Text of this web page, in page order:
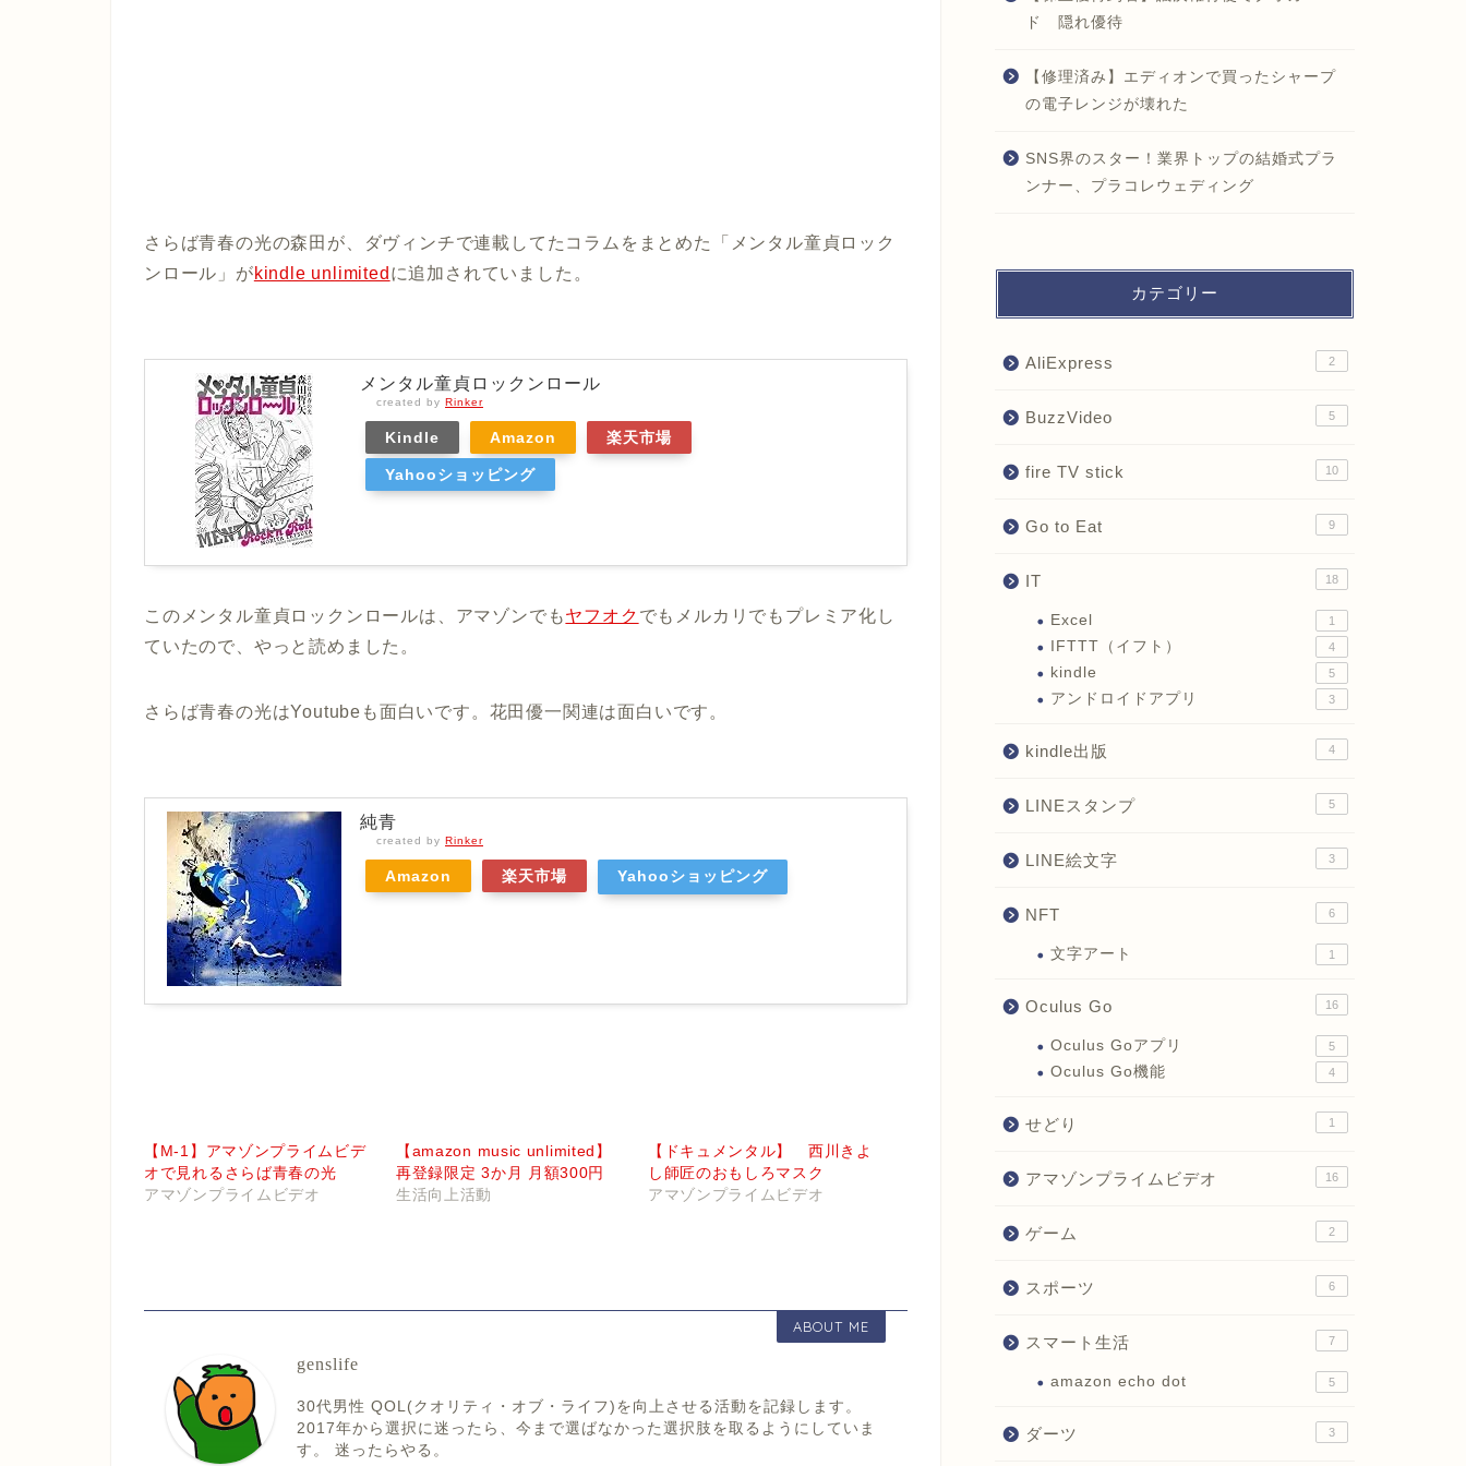
さらば青春の光の森田が、ダヴィンチで連載してたコラムをまとめた「メンタル童貞ロック
ンロール」がkindle unlimited に追加されていました。
メンタル童貞ロックンロール
created by Rinker
Kindle Amazon 楽天市場
Yahooショッピング
このメンタル童貞ロックンロールは、アマゾンでもヤフオク でもメルカリでもプレミア化し
ていたので、やっと読めました。
さらば青春の光はYoutubeも面白いです。花田優一関連は面白いです。
純青
created by Rinker
Amazon 楽天市場 Yahooショッピング
【M-1】アマゾンプライムビデ
オで見れるさらば青春の光
アマゾンプライムビデオ
【amazon music unlimited】
再登録限定 3か月 月額300円
生活向上活動
【ドキュメンタル】 西川きよ
し師匠のおもしろマスク
アマゾンプライムビデオ
ABOUT ME
genslife
30代男性 QOL(クオリティ・オブ・ライフ)を向上させる活動を記録します。
2017年から選択に迷ったら、今まで選ばなかった選択肢を取るようにしていま
す。 迷ったらやる。
ド 隠れ優待
【修理済み】エディオンで買ったシャープ
の電子レンジが壊れた
SNS界のスター！業界トップの結婚式プラ
ンナー、プラコレウェディング
カテゴリー
AliExpress 2
BuzzVideo 5
fire TV stick 10
Go to Eat 9
IT 18
Excel 1
IFTTT（イフト） 4
kindle 5
アンドロイドアプリ 3
kindle出版 4
LINEスタンプ 5
LINE絵文字 3
NFT 6
文字アート 1
Oculus Go 16
Oculus Goアプリ 5
Oculus Go機能 4
せどり 1
アマゾンプライムビデオ 16
ゲーム 2
スポーツ 6
スマート生活 7
amazon echo dot 5
ダーツ 3